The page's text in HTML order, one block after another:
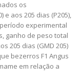
os
e aos 205 dias (P205),
experimental
ganho de peso total
205 dias (GMD 205)
bezerros F1 Angus
em relação a